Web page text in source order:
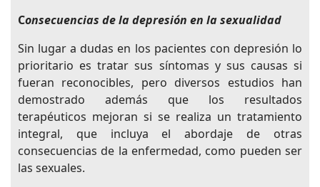
Consecuencias de la depresión en la sexualidad
Sin lugar a dudas en los pacientes con depresión lo
prioritario es tratar sus síntomas y sus causas si
fueran reconocibles, pero diversos estudios han
demostrado además que los resultados
terapéuticos mejoran si se realiza un tratamiento
integral, que incluya el abordaje de otras
consecuencias de la enfermedad, como pueden ser
las sexuales.